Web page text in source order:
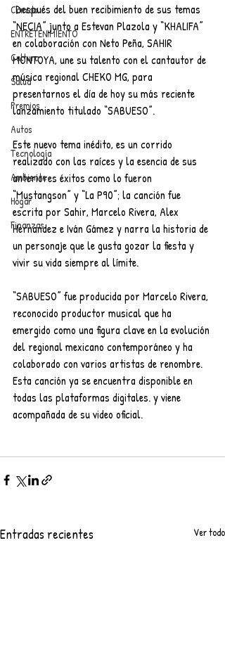
Comida
ENTRETENIMIENTO
Cultura
Salud
Premios
Autos
Tecnología
Ambiente
Hogar
Finanzas
Después del buen recibimiento de sus temas
“NECIA” junto a Estevan Plazola y “KHALIFA”
en colaboración con Neto Peña, SAHIR
MONTOYA, une su talento con el cantautor de
música regional CHEKO MG, para
presentarnos el día de hoy su más reciente
lanzamiento titulado “SABUESO”.
Este nuevo tema inédito, es un corrido
realizado con las raíces y la esencia de sus
anteriores éxitos como lo fueron
“Mustangson” y “La P90”; la canción fue
escrita por Sahir, Marcelo Rivera, Alex
Hernandez e Iván Gámez y narra la historia de
un personaje que le gusta gozar la fiesta y
vivir su vida siempre al límite.
“SABUESO” fue producida por Marcelo Rivera,
reconocido productor musical que ha
emergido como una figura clave en la evolución
del regional mexicano contemporáneo y ha
colaborado con varios artistas de renombre.
Esta canción ya se encuentra disponible en
todas las plataformas digitales. y viene
acompañada de su video oficial.
Entradas recientes Ver todo